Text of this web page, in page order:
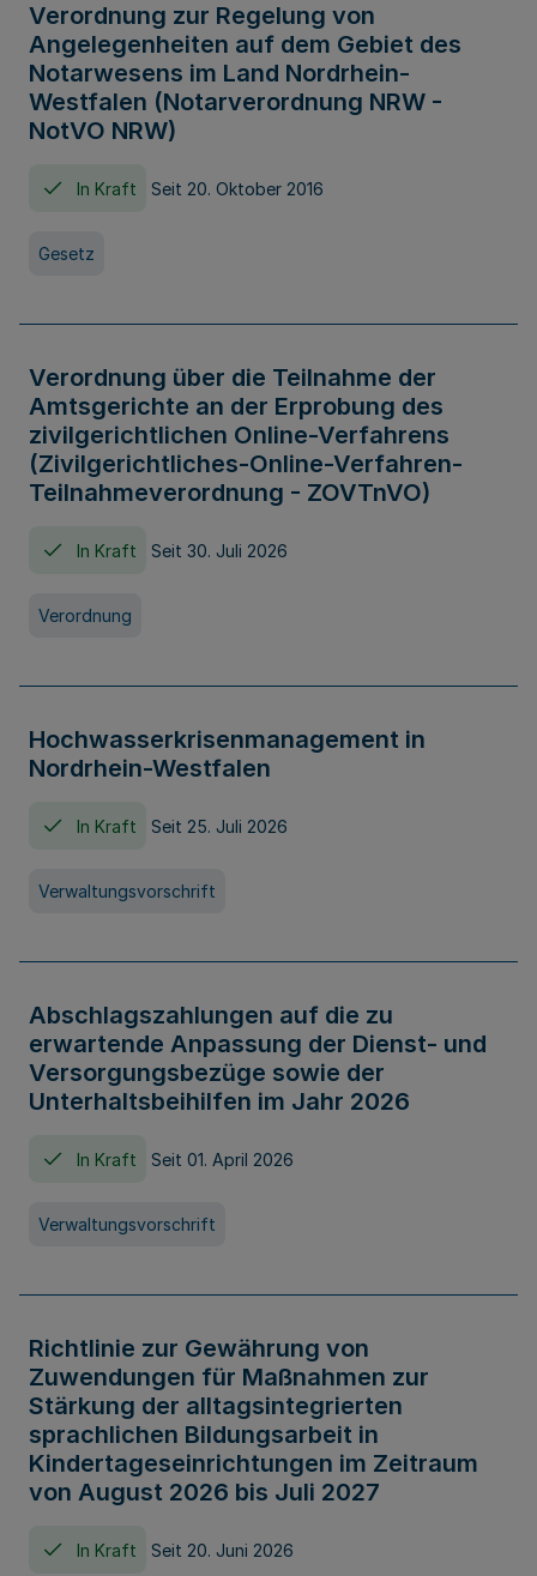
Verordnung zur Regelung von
Angelegenheiten auf dem Gebiet des
Notarwesens im Land Nordrhein-
Westfalen (Notarverordnung NRW -
NotVO NRW)
In Kraft Seit 20. Oktober 2016
Gesetz
Verordnung über die Teilnahme der
Amtsgerichte an der Erprobung des
zivilgerichtlichen Online-Verfahrens
(Zivilgerichtliches-Online-Verfahren-
Teilnahmeverordnung - ZOVTnVO)
In Kraft Seit 30. Juli 2026
Verordnung
Hochwasserkrisenmanagement in
Nordrhein-Westfalen
In Kraft Seit 25. Juli 2026
Verwaltungsvorschrift
Abschlagszahlungen auf die zu
erwartende Anpassung der Dienst- und
Versorgungsbezüge sowie der
Unterhaltsbeihilfen im Jahr 2026
In Kraft Seit 01. April 2026
Verwaltungsvorschrift
Richtlinie zur Gewährung von
Zuwendungen für Maßnahmen zur
Stärkung der alltagsintegrierten
sprachlichen Bildungsarbeit in
Kindertageseinrichtungen im Zeitraum
von August 2026 bis Juli 2027
In Kraft Seit 20. Juni 2026